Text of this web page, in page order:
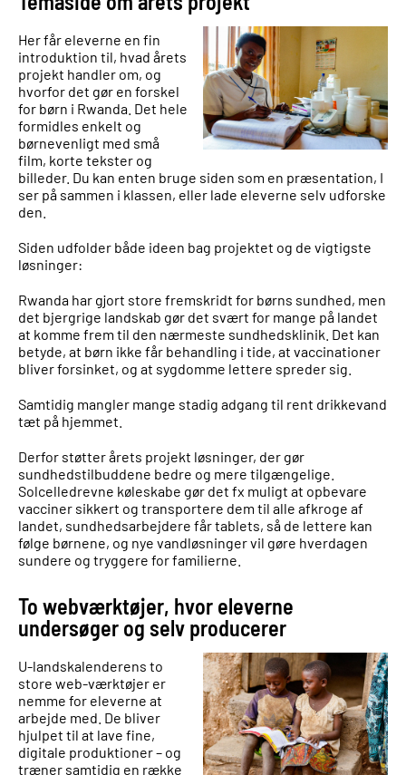
Her får eleverne en fin
introduktion til, hvad årets
projekt handler om, og
hvorfor det gør en forskel
for børn i Rwanda. Det hele
formidles enkelt og
børnevenligt med små
film, korte tekster og
billeder. Du kan enten bruge siden som en præsentation, I
ser på sammen i klassen, eller lade eleverne selv udforske
den.
Siden udfolder både ideen bag projektet og de vigtigste
løsninger:
Rwanda har gjort store fremskridt for børns sundhed, men
det bjergrige landskab gør det svært for mange på landet
at komme frem til den nærmeste sundhedsklinik. Det kan
betyde, at børn ikke får behandling i tide, at vaccinationer
bliver forsinket, og at sygdomme lettere spreder sig.
Samtidig mangler mange stadig adgang til rent drikkevand
tæt på hjemmet.
Derfor støtter årets projekt løsninger, der gør
sundhedstilbuddene bedre og mere tilgængelige.
Solcelledrevne køleskabe gør det fx muligt at opbevare
vacciner sikkert og transportere dem til alle afkroge af
landet, sundhedsarbejdere får tablets, så de lettere kan
følge børnene, og nye vandløsninger vil gøre hverdagen
sundere og tryggere for familierne.
To webværktøjer, hvor eleverne
undersøger og selv producerer
U-landskalenderens to
store web-værktøjer er
nemme for eleverne at
arbejde med. De bliver
hjulpet til at lave fine,
digitale produktioner – og
træner samtidig en række